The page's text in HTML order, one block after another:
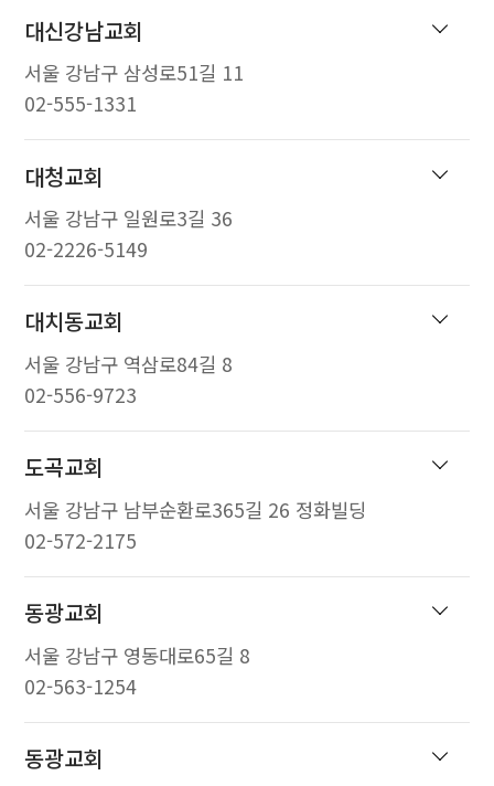
대신강남교회
서울 강남구 삼성로51길 11
02-555-1331
대청교회
서울 강남구 일원로3길 36
02-2226-5149
대치동교회
서울 강남구 역삼로84길 8
02-556-9723
도곡교회
서울 강남구 남부순환로365길 26 정화빌딩
02-572-2175
동광교회
서울 강남구 영동대로65길 8
02-563-1254
동광교회